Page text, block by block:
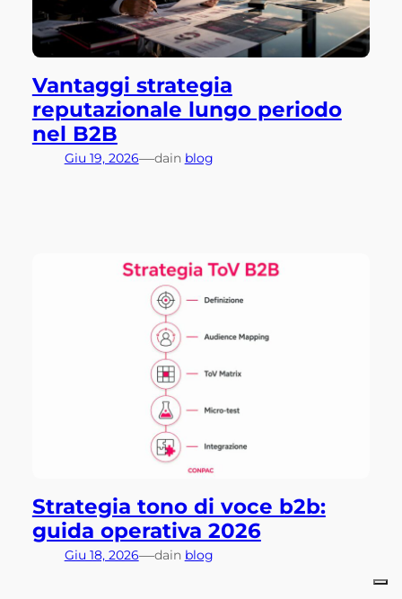
Vantaggi strategia
reputazionale lungo periodo
nel B2B
Giu 19, 2026—dain blog
Strategia tono di voce b2b:
guida operativa 2026
Giu 18, 2026—dain blog